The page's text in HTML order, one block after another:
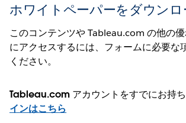
ホワイトペーパーをダウンロ
このコンテンツや Tableau.com の他の
にアクセスするには、フォームに必要な
ください。
Tableau.com アカウントをすでにお持
インはこちら